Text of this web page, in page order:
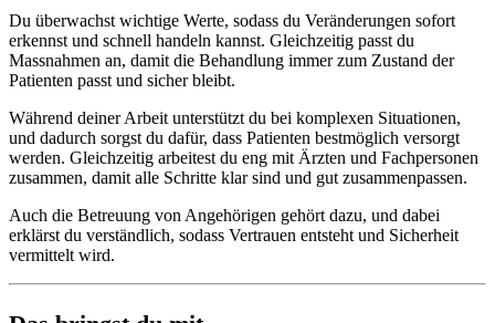
Du überwachst wichtige Werte, sodass du Veränderungen sofort
erkennst und schnell handeln kannst. Gleichzeitig passt du
Massnahmen an, damit die Behandlung immer zum Zustand der
Patienten passt und sicher bleibt.
Während deiner Arbeit unterstützt du bei komplexen Situationen,
und dadurch sorgst du dafür, dass Patienten bestmöglich versorgt
werden. Gleichzeitig arbeitest du eng mit Ärzten und Fachpersonen
zusammen, damit alle Schritte klar sind und gut zusammenpassen.
Auch die Betreuung von Angehörigen gehört dazu, und dabei
erklärst du verständlich, sodass Vertrauen entsteht und Sicherheit
vermittelt wird.